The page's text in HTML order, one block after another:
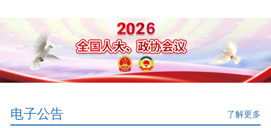
电子公告 了解更多